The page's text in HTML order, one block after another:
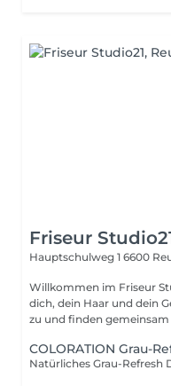
Friseur
Hauptschulweg 1 6600
Willkommen im Friseur Studio21 in
dich, dein Haar und dein
zu und finden gemeinsam
COLORATION Grau-